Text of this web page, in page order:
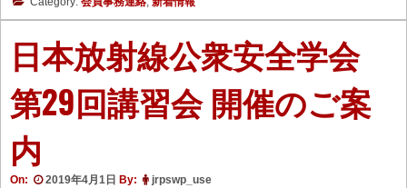
日本放射線公衆安全学会
第29回講習会 開催のご案
内
On: 2019年4月1日 By: jrpswp_use